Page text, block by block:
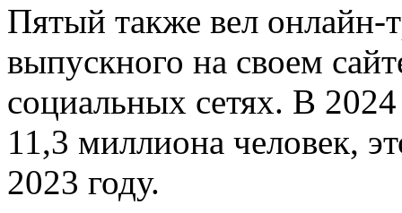
Пятый также вел онлайн-
выпускного на своем
социальных сетях. В
11,3 миллиона человек,
2023 году.